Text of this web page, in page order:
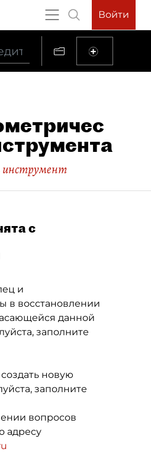
Войти
инструмент
с
и
в восстановлении
данной
заполните
новую
заполните
вопросов
адресу